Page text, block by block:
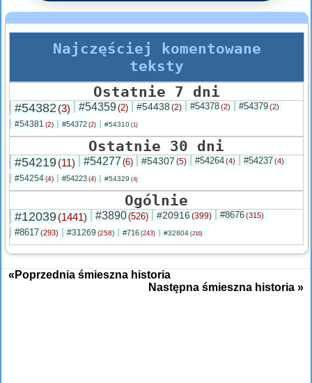
Najczęściej komentowane
teksty
Ostatnie 7 dni
#54382 (3) #54359(2) #54438 (2) #54378(2) #54379(2)
#54381 (2) #54372 (2) #54310 (1)
Ostatnie 30 dni
#54219(11) #54277 (6) #54307 (5) #54264(4) #54237(4)
#54254(4) #54223 (4) #54329 (4)
Ogólnie
#12039(1441) #3890(526) #20916 (399) #8676(315)
#8617(293) #31269 (258) #716 (243) #32804 (216)
«Poprzednia śmieszna historia
Następna śmieszna historia »